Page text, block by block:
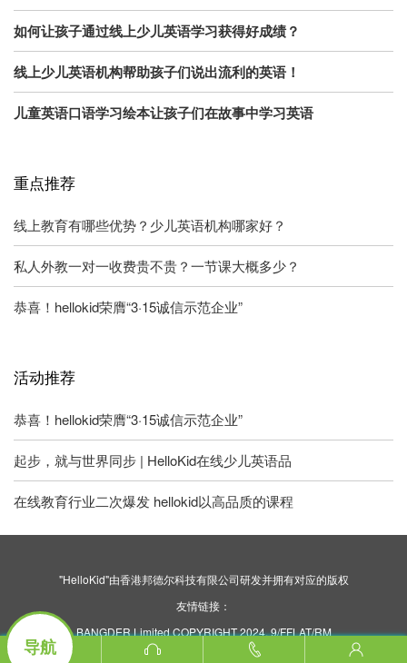
如何让孩子通过线上少儿英语学习获得好成绩？
线上少儿英语机构帮助孩子们说出流利的英语！
儿童英语口语学习绘本让孩子们在故事中学习英语
重点推荐
线上教育有哪些优势？少儿英语机构哪家好？
私人外教一对一收费贵不贵？一节课大概多少？
恭喜！hellokid荣膺“3·15诚信示范企业”
活动推荐
恭喜！hellokid荣膺“3·15诚信示范企业”
起步，就与世界同步 | HelloKid在线少儿英语品
在线教育行业二次爆发 hellokid以高品质的课程
"HelloKid"由香港邦德尔科技有限公司研发并拥有对应的版权
友情链接：
BANGDER Limited COPYRIGHT 2024. 9/FFLAT/RM
ASILVERCORP INTERNATIONAL TOWER707-713
导航